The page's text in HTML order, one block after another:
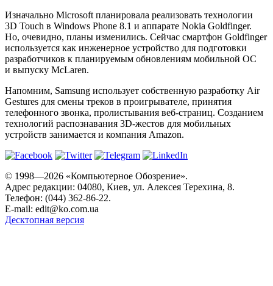
Изначально Microsoft планировала реализовать технологии
3D Touch в Windows Phone 8.1 и аппарате Nokia Goldfinger.
Но, очевидно, планы изменились. Сейчас смартфон Goldfinger
используется как инженерное устройство для подготовки
разработчиков к планируемым обновлениям мобильной ОС
и выпуску McLaren.
Напомним, Samsung использует собственную разработку Air
Gestures для смены треков в проигрывателе, принятия
телефонного звонка, пролистывания веб-страниц. Созданием
технологий распознавания 3D-жестов для мобильных
устройств занимается и компания Amazon.
© 1998—2026 «Компьютерное Обозрение».
Адрес редакции: 04080, Киев, ул. Алексея Терехина, 8.
Телефон: (044) 362-86-22.
E-mail: edit@ko.com.ua
Десктопная версия